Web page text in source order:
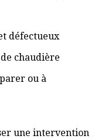
défectueux
chaudière
ou à
une intervention